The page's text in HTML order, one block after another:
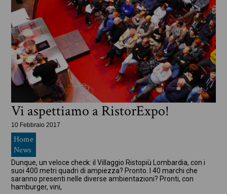
Vi aspettiamo a RistorExpo!
10 Febbraio 2017
Home
News
Dunque, un veloce check: il Villaggio Ristopiù Lombardia, con i
suoi 400 metri quadri di ampiezza? Pronto. I 40 marchi che
saranno presenti nelle diverse ambientazioni? Pronti, con
hamburger, vini,